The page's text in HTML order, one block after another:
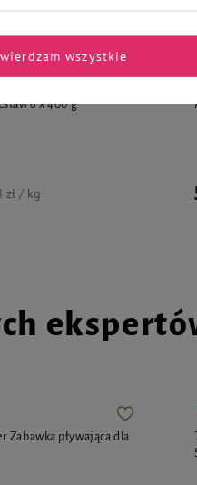
6 x 400 g
zł / kg
Zabawka pływająca dla
wszystkie